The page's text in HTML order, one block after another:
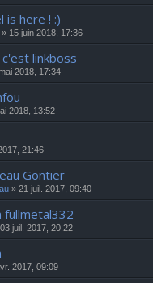
is here ! :)
» 15 juin 2018, 17:36
linkboss
2018, 17:34
2018, 13:52
21:46
Gontier
» 21 juil. 2017, 09:40
fullmetal332
juil. 2017, 20:22
2017, 09:09